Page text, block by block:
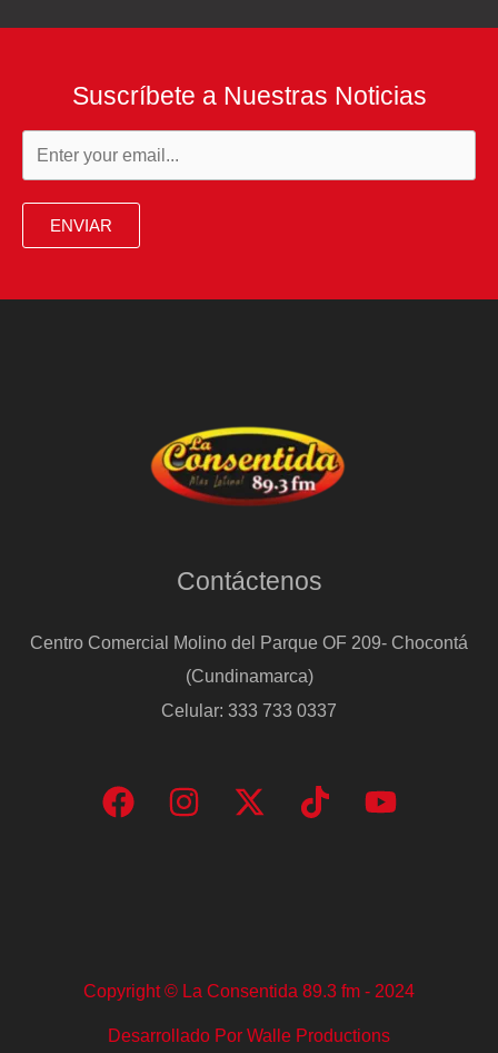
Suscríbete a Nuestras Noticias
ENVIAR
Contáctenos
Centro Comercial Molino del Parque OF 209- Chocontá
(Cundinamarca)
Celular: 333 733 0337
Copyright © La Consentida 89.3 fm - 2024
Desarrollado Por Walle Productions